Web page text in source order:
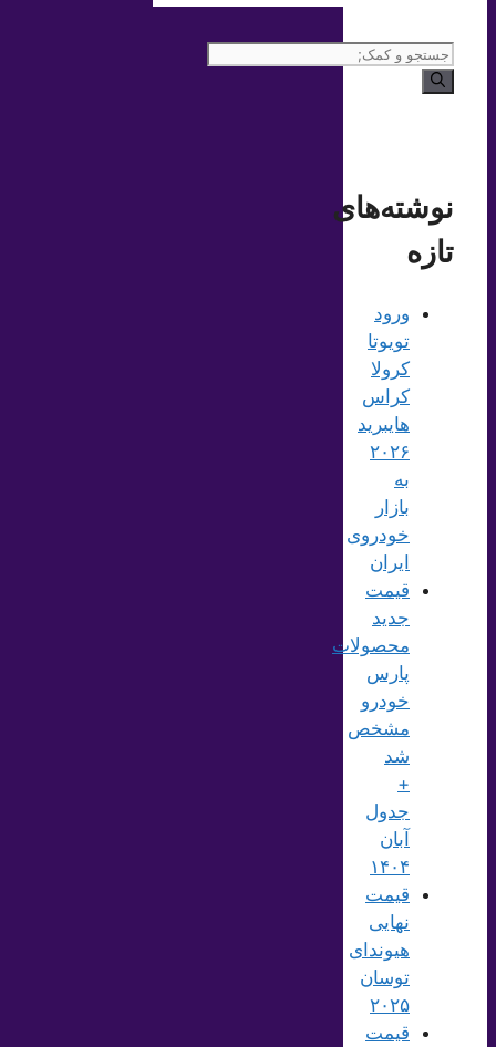
جستجوی
برای:
نوشته‌های
تازه
ورود
تویوتا
کرولا
کراس
هایبرید
۲۰۲۶
به
بازار
خودروی
ایران
قیمت
جدید
محصولات
پارس
خودرو
مشخص
شد
+
جدول
آبان
۱۴۰۴
قیمت
نهایی
هیوندای
توسان
۲۰۲۵
قیمت